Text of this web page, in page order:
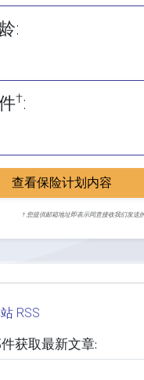
:
†:
查看保险计划内容
† 您提供邮箱地址即表示同意接收我们发送
RSS
获取最新文章: